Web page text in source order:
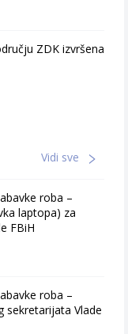
ZDK izvršena
Vidi sve
roba –
laptopa) za
FBiH
roba –
sekretarijata Vlade